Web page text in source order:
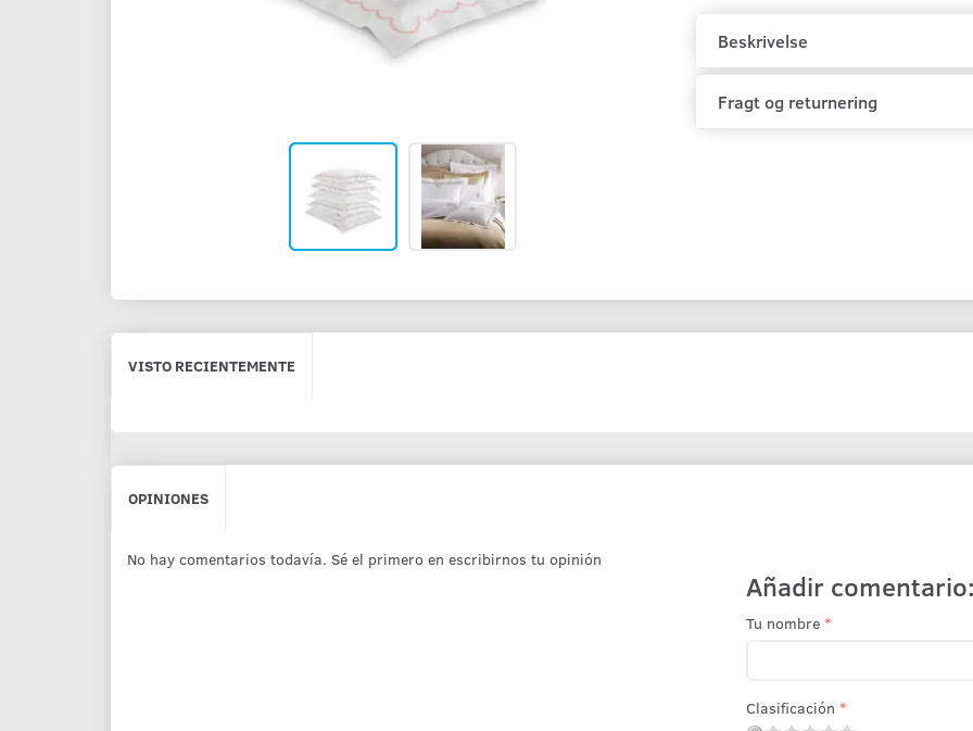
Beskrivelse
Fragt og returnering
VISTO RECIENTEMENTE
OPINIONES
No hay comentarios todavía. Sé el primero en escribirnos tu opinión
Añadir
Tu nombre
Clasificación